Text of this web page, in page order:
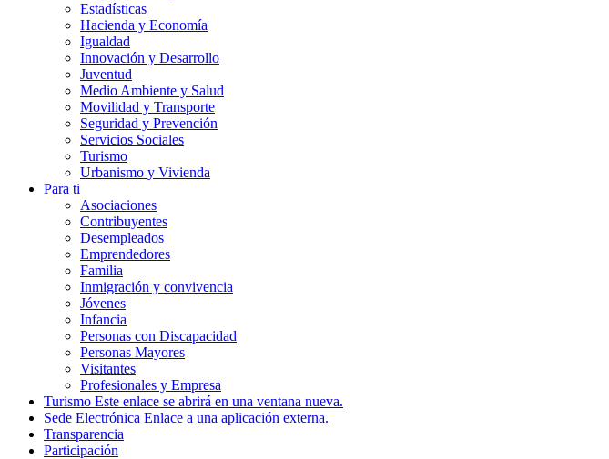
Estadísticas
Hacienda y Economía
Igualdad
Innovación y Desarrollo
Juventud
Medio Ambiente y Salud
Movilidad y Transporte
Seguridad y Prevención
Servicios Sociales
Turismo
Urbanismo y Vivienda
Para ti
Asociaciones
Contribuyentes
Desempleados
Emprendedores
Familia
Inmigración y convivencia
Jóvenes
Infancia
Personas con Discapacidad
Personas Mayores
Visitantes
Profesionales y Empresa
Turismo Este enlace se abrirá en una ventana nueva.
Sede Electrónica Enlace a una aplicación externa.
Transparencia
Participación